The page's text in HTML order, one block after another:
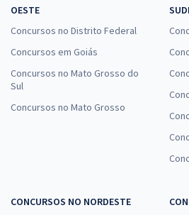
OESTE
Concursos no Distrito Federal
Concursos em Goiás
Concursos no Mato Grosso do
Sul
Concursos no Mato Grosso
CONCURSOS NO NORDESTE